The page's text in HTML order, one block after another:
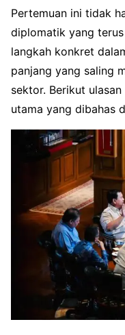
Pertemuan ini tidak
diplomatik yang
langkah konkret
panjang yang saling
sektor. Berikut
utama yang dibahas